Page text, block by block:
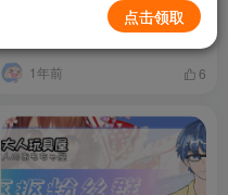
飞机杯测评网站官方私域社群
1年前 6
点击领取